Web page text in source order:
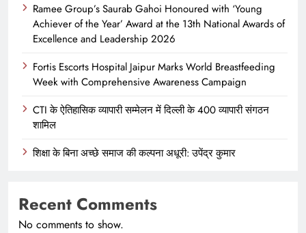
Ramee Group’s Saurab Gahoi Honoured with ‘Young
Achiever of the Year’ Award at the 13th National Awards of
Excellence and Leadership 2026
Fortis Escorts Hospital Jaipur Marks World Breastfeeding
Week with Comprehensive Awareness Campaign
CTI के ऐतिहासिक व्यापारी सम्मेलन में दिल्ली के 400 व्यापारी संगठन
शामिल
शिक्षा के बिना अच्छे समाज की कल्पना अधूरी: उपेंद्र कुमार
Recent Comments
No comments to show.